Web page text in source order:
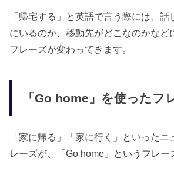
「帰宅する」と英語で言う際には、話
にいるのか、移動先がどこなのかなど
フレーズが変わってきます。
「Go home」を使ったフ
「家に帰る」「家に行く」といったニ
レーズが、「Go home」というフレー